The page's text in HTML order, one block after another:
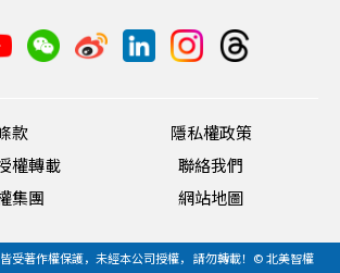
款
隱私權政策
權轉載
聯絡我們
集團
網站地圖
受著作權保護，未經本公司授權， 請勿轉載！© 北美智權